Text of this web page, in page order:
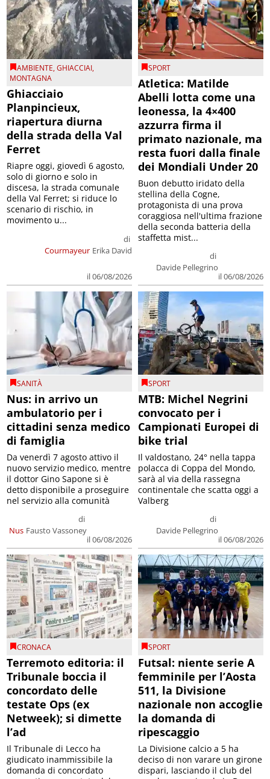
AMBIENTE,GHIACCIAI,
MONTAGNA
Ghiacciaio
Planpincieux,
riapertura diurna
della strada della Val
Ferret
Courmayeur
di
Erika David
il 06/08/2026
Riapre oggi, giovedì 6 agosto,
solo di giorno e solo in
discesa, la strada comunale
della Val Ferret; si riduce lo
scenario di rischio, in
movimento u...
SPORT
Atletica: Matilde
Abelli lotta come una
leonessa, la 4×400
azzurra firma il
primato nazionale, ma
resta fuori dalla finale
dei Mondiali Under 20
di
Davide Pellegrino
il 06/08/2026
Buon debutto iridato della
stellina della Cogne,
protagonista di una prova
coraggiosa nell'ultima frazione
della seconda batteria della
staffetta mist...
SANITÀ
Nus: in arrivo un
ambulatorio per i
cittadini senza medico
di famiglia
Nus
di
Fausto Vassoney
il 06/08/2026
Da venerdì 7 agosto attivo il
nuovo servizio medico, mentre
il dottor Gino Sapone si è
detto disponibile a proseguire
nel servizio alla comunità
SPORT
MTB: Michel Negrini
convocato per i
Campionati Europei di
bike trial
di
Davide Pellegrino
il 06/08/2026
Il valdostano, 24° nella tappa
polacca di Coppa del Mondo,
sarà al via della rassegna
continentale che scatta oggi a
Valberg
CRONACA
Terremoto editoria: il
Tribunale boccia il
concordato delle
testate Ops (ex
Netweek); si dimette
l’ad
Il Tribunale di Lecco ha
giudicato inammissibile la
domanda di concordato
SPORT
Futsal: niente serie A
femminile per l’Aosta
511, la Divisione
nazionale non accoglie
la domanda di
ripescaggio
La Divisione calcio a 5 ha
deciso di non varare un girone
dispari, lasciando il club del